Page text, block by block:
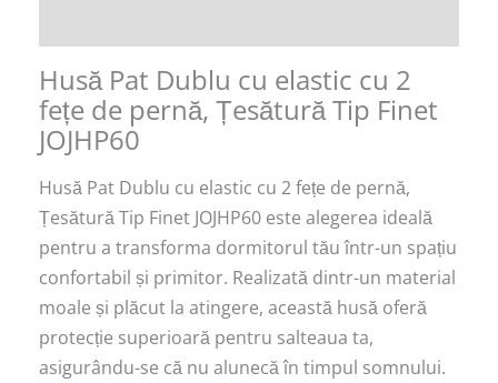
Husă Pat Dublu cu elastic cu 2
fețe de pernă, Țesătură Tip Finet
JOJHP60
Husă Pat Dublu cu elastic cu 2 fețe de pernă,
Țesătură Tip Finet JOJHP60 este alegerea ideală
pentru a transforma dormitorul tău într-un spațiu
confortabil și primitor. Realizată dintr-un material
moale și plăcut la atingere, această husă oferă
protecție superioară pentru salteaua ta,
asigurându-se că nu alunecă în timpul somnului.